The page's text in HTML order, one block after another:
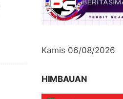
Kamis 06/08/2026
HIMBAUAN